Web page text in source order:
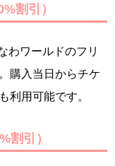
割引）
わワールドのフリ
購入当日からチケ
利用可能です。
割引）